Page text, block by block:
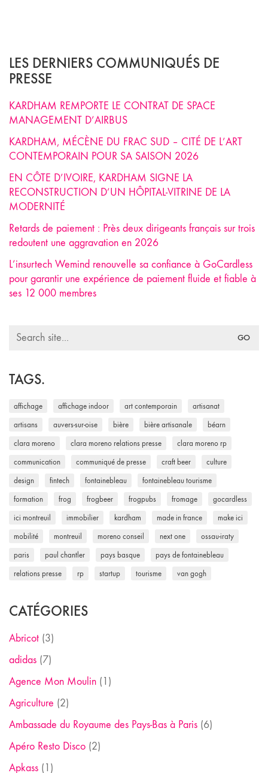
LES DERNIERS COMMUNIQUÉS DE
PRESSE
KARDHAM REMPORTE LE CONTRAT DE SPACE
MANAGEMENT D’AIRBUS
KARDHAM, MÉCÈNE DU FRAC SUD – CITÉ DE L’ART
CONTEMPORAIN POUR SA SAISON 2026
EN CÔTE D’IVOIRE, KARDHAM SIGNE LA
RECONSTRUCTION D’UN HÔPITAL-VITRINE DE LA
MODERNITÉ
Retards de paiement : Près deux dirigeants français sur trois
redoutent une aggravation en 2026
L’insurtech Wemind renouvelle sa confiance à GoCardless
pour garantir une expérience de paiement fluide et fiable à
ses 12 000 membres
Search
TAGS.
affichage affichage indoor art contemporain artisanat
artisans auvers-sur-oise bière bière artisanale béarn
clara moreno clara moreno relations presse clara moreno rp
communication communiqué de presse craft beer culture
design fintech fontainebleau fontainebleau tourisme
formation frog frogbeer frogpubs fromage gocardless
ici montreuil immobilier kardham made in france make ici
mobilité montreuil moreno conseil next one ossau-iraty
paris paul chantler pays basque pays de fontainebleau
relations presse rp startup tourisme van gogh
CATÉGORIES
Abricot (3)
adidas (7)
Agence Mon Moulin (1)
Agriculture (2)
Ambassade du Royaume des Pays-Bas à Paris (6)
Apéro Resto Disco (2)
Apkass (1)